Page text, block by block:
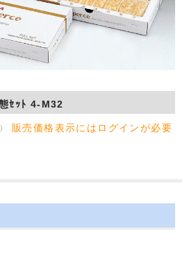
ｾｯﾄ 4-M32
販売価格表示にはログインが必要